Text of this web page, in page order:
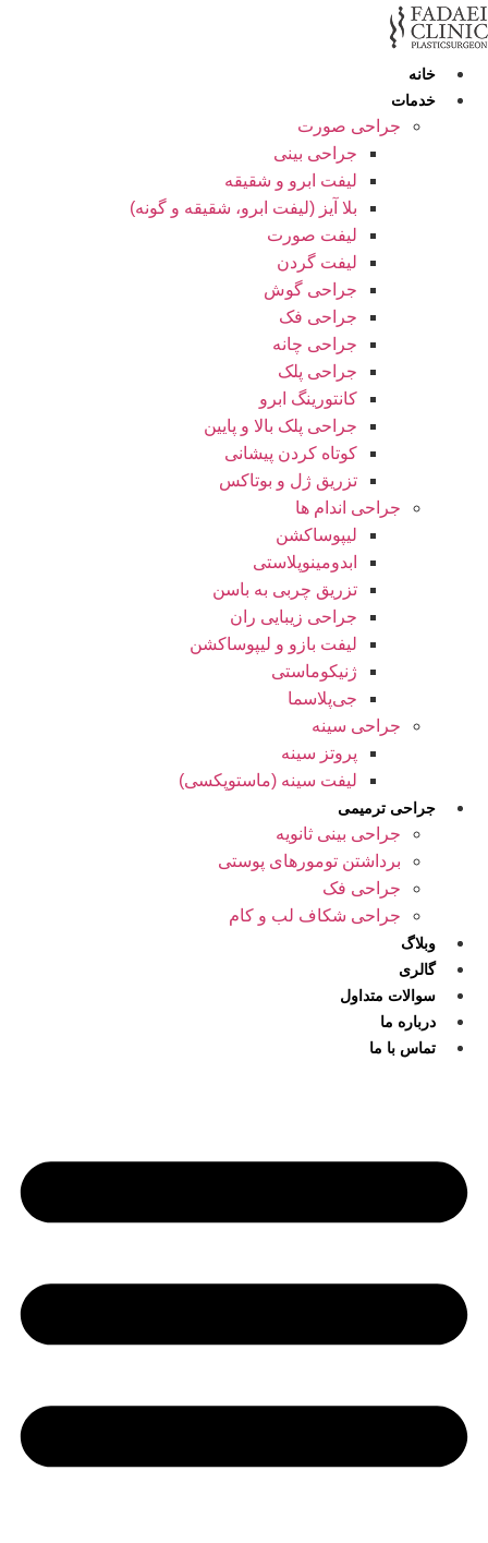
پرش
به
خانه
خدمات
جراحی صورت
جراحی بینی
لیفت ابرو و شقیقه
بلا آیز (لیفت ابرو، شقیقه و گونه)
لیفت صورت
لیفت گردن
جراحی گوش
جراحی فک
جراحی چانه
جراحی پلک
کانتورینگ ابرو
جراحی پلک بالا و پایین
کوتاه کردن پیشانی
تزریق ژل و بوتاکس
جراحی اندام ها
لیپوساکشن
ابدومینوپلاستی
تزریق چربی به باسن
جراحی زیبایی ران
لیفت بازو و لیپوساکشن
ژنیکوماستی
جی‌پلاسما
جراحی سینه
پروتز سینه
لیفت سینه (ماستوپکسی)
جراحی ترمیمی
جراحی بینی ثانویه
برداشتن تومورهای پوستی
جراحی فک
جراحی شکاف لب و کام
وبلاگ
گالری
سوالات متداول
درباره ما
تماس با ما